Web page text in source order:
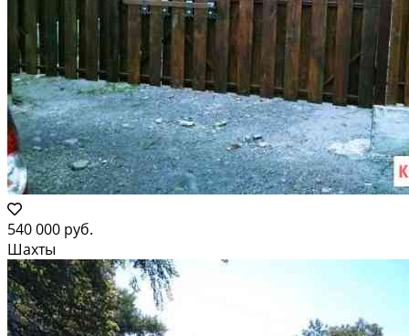
540 000 руб.
Шахты